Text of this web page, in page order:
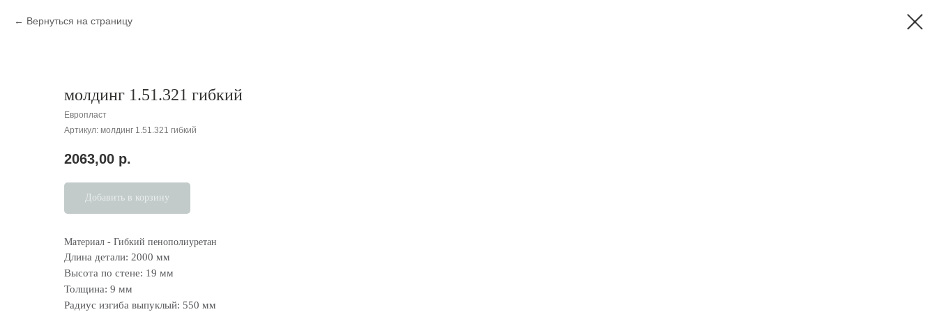
Вернуться на страницу
молдинг 1.51.321 гибкий
Европласт
Артикул: молдинг 1.51.321 гибкий
2063,00 р.
Добавить в корзину
Материал - Гибкий пенополиуретан
Длина детали: 2000 мм
Высота по стене: 19 мм
Толщина: 9 мм
Радиус изгиба выпуклый: 550 мм